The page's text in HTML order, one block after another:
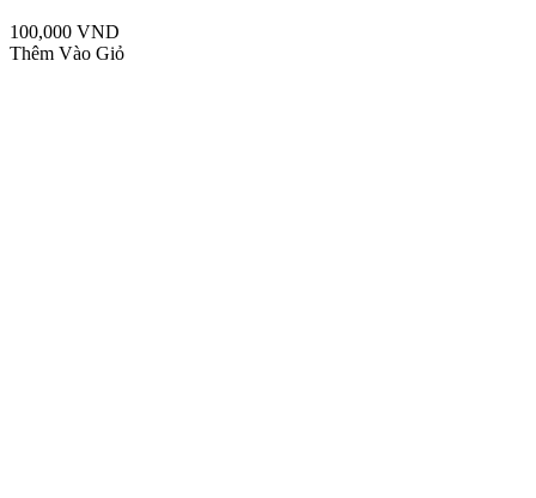
100,000 VND
Thêm Vào Giỏ